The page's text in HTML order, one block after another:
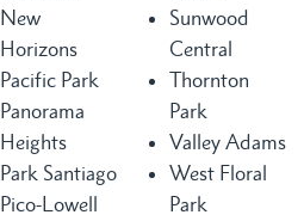
New
Horizons
Pacific Park
Panorama
Heights
Park Santiago
Pico-Lowell
Sunwood
Central
Thornton
Park
Valley Adams
West Floral
Park